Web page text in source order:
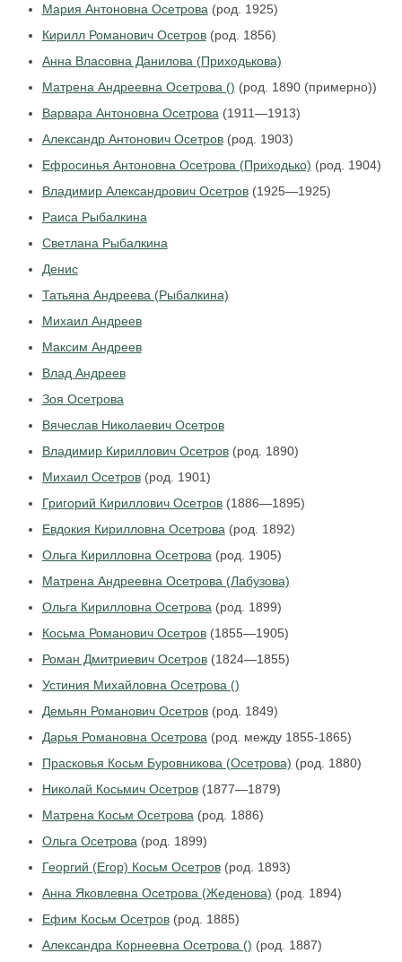
Мария Антоновна Осетрова(род. 1925)
Кирилл Романович Осетров(род. 1856)
Анна Власовна Данилова (Приходькова)
Матрена Андреевна Осетрова () (род. 1890 (примерно))
Варвара Антоновна Осетрова(1911—1913)
Александр Антонович Осетров(род. 1903)
Ефросинья Антоновна Осетрова (Приходько) (род. 1904)
Владимир Александрович Осетров(1925—1925)
Раиса Рыбалкина
Светлана Рыбалкина
Денис
Татьяна Андреева (Рыбалкина)
Михаил Андреев
Максим Андреев
Влад Андреев
Зоя Осетрова
Вячеслав Николаевич Осетров
Владимир Кириллович Осетров(род. 1890)
Михаил Осетров(род. 1901)
Григорий Кириллович Осетров(1886—1895)
Евдокия Кирилловна Осетрова(род. 1892)
Ольга Кирилловна Осетрова(род. 1905)
Матрена Андреевна Осетрова (Лабузова)
Ольга Кирилловна Осетрова(род. 1899)
Косьма Романович Осетров(1855—1905)
Роман Дмитриевич Осетров(1824—1855)
Устиния Михайловна Осетрова ()
Демьян Романович Осетров(род. 1849)
Дарья Романовна Осетрова(род. между 1855-1865)
Прасковья Косьм Буровникова (Осетрова) (род. 1880)
Николай Косьмич Осетров(1877—1879)
Матрена Косьм Осетрова(род. 1886)
Ольга Осетрова(род. 1899)
Георгий (Егор) Косьм Осетров(род. 1893)
Анна Яковлевна Осетрова (Жеденова) (род. 1894)
Ефим Косьм Осетров(род. 1885)
Александра Корнеевна Осетрова () (род. 1887)